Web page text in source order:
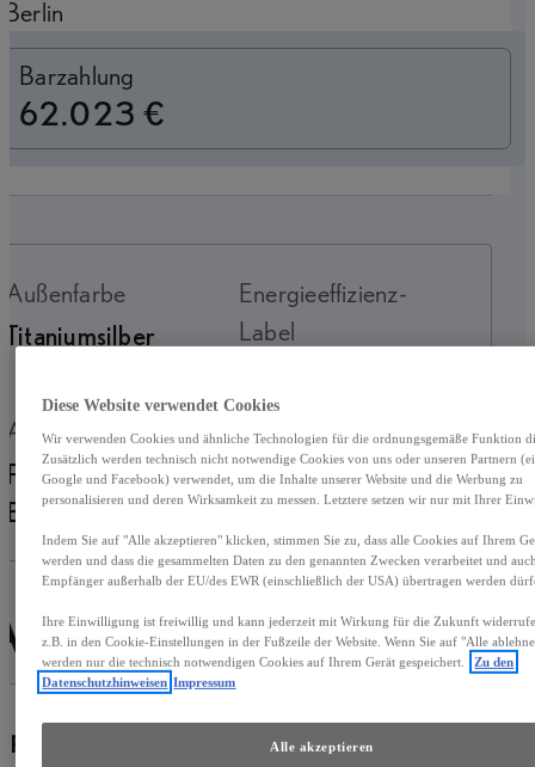
Berlin
Barzahlung
62.023 €
Außenfarbe
Titaniumsilber
Energieeffizienz-
Label
Antrieb
Plug-In Hybrid
Benzin
Getriebe
Automatik
Diese Website verwendet Cookies
Wir verwenden Cookies und ähnliche Technologien für die ordnungsgemäße Funktion
Zusätzlich werden technisch nicht notwendige Cookies von uns oder unseren Partnern
Google und Facebook) verwendet, um die Inhalte unserer Website und die Werbung zu
personalisieren und deren Wirksamkeit zu messen. Letztere setzen wir nur mit Ihrer
Indem Sie auf "Alle akzeptieren" klicken, stimmen Sie zu, dass alle Cookies auf Ihrem
werden und dass die gesammelten Daten zu den genannten Zwecken verarbeitet und
Empfänger außerhalb der EU/des EWR (einschließlich der USA) übertragen werden
Ihre Einwilligung ist freiwillig und kann jederzeit mit Wirkung für die Zukunft
z.B. in den Cookie-Einstellungen in der Fußzeile der Website. Wenn Sie auf "Alle
werden nur die technisch notwendigen Cookies auf Ihrem Gerät gespeichert.
Zu den
Datenschutzhinweisen Impressum
Alle akzeptieren